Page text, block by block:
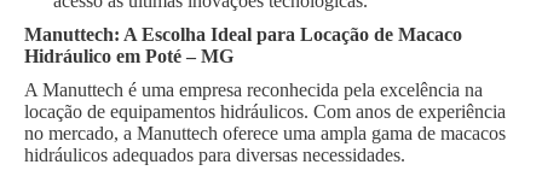
Manuttech: A Escolha Ideal para Locação de Macaco
Hidráulico em Poté – MG
A Manuttech é uma empresa reconhecida pela excelência na
locação de equipamentos hidráulicos. Com anos de experiência
no mercado, a Manuttech oferece uma ampla gama de macacos
hidráulicos adequados para diversas necessidades.